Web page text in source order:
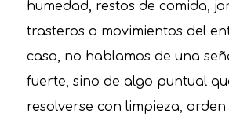
humedad, restos de comida,
trasteros o movimientos del
caso, no hablamos de una
fuerte, sino de algo puntual
resolverse con limpieza, orden